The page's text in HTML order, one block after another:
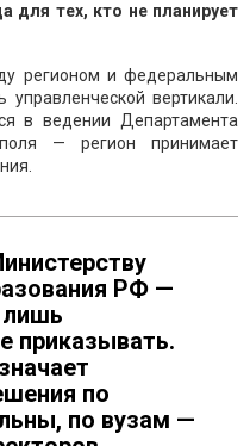
для тех, кто не планирует
регионом и федеральным
вертикали.
в ведении Департамента
— регион принимает
РФ —
приказывать.
по
по вузам —